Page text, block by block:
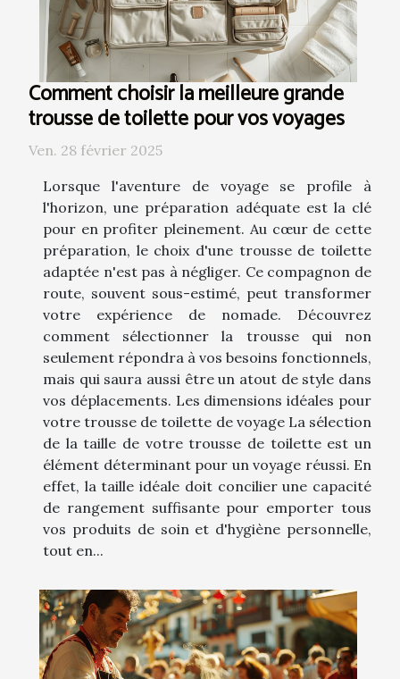
Comment choisir la meilleure grande
trousse de toilette pour vos voyages
Ven. 28 février 2025
Lorsque l'aventure de voyage se profile à
l'horizon, une préparation adéquate est la clé
pour en profiter pleinement. Au cœur de cette
préparation, le choix d'une trousse de toilette
adaptée n'est pas à négliger. Ce compagnon de
route, souvent sous-estimé, peut transformer
votre expérience de nomade. Découvrez
comment sélectionner la trousse qui non
seulement répondra à vos besoins fonctionnels,
mais qui saura aussi être un atout de style dans
vos déplacements. Les dimensions idéales pour
votre trousse de toilette de voyage La sélection
de la taille de votre trousse de toilette est un
élément déterminant pour un voyage réussi. En
effet, la taille idéale doit concilier une capacité
de rangement suffisante pour emporter tous
vos produits de soin et d'hygiène personnelle,
tout en...